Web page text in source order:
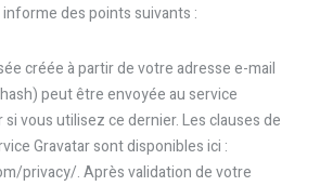
informe des points suivants :
créée à partir de votre adresse e-mail
peut être envoyée au service
vous utilisez ce dernier. Les clauses de
Gravatar sont disponibles ici :
privacy/. Après validation de votre